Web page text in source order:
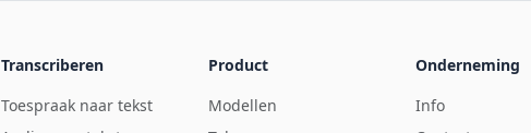
Transcriberen
Toespraak naar tekst
Product
Modellen
Onderneming
Info